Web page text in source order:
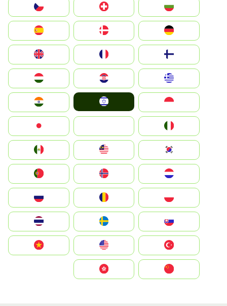
България
Switzerland
Czechia
Deutschland
Denmark
United Kingdom
Hrvatska
Magyarország
Indonesia
South Korea
Nederland
Portugal
România
Slovensko
United States
Vietnam